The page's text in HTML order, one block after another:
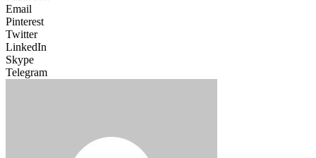
Email
Pinterest
Twitter
LinkedIn
Skype
Telegram